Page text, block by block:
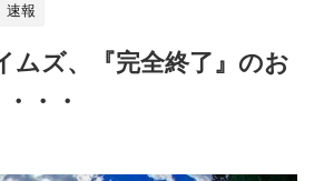
速報
ムズ、『完全終了』のお
・・